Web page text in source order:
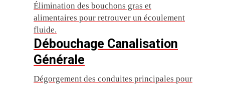
Élimination des bouchons gras et
alimentaires pour retrouver un écoulement
fluide.
Débouchage Canalisation
Générale
Dégorgement des conduites principales pour